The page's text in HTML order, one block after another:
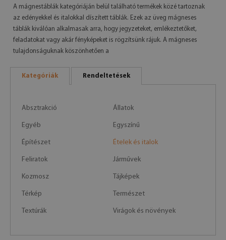
A mágnestáblák kategóriáján belül található termékek közé tartoznak
az edényekkel és italokkal díszített táblák. Ezek az üveg mágneses
táblák kiválóan alkalmasak arra, hogy jegyzeteket, emlékeztetőket,
feladatokat vagy akár fényképeket is rögzítsünk rájuk. A mágneses
tulajdonságuknak köszönhetően a
Kategóriák Rendeltetések
Absztrakció Állatok
Egyéb Egyszínű
Építészet Ételek és italok
Feliratok Járművek
Kozmosz Tájképek
Térkép Természet
Textúrák Virágok és növények